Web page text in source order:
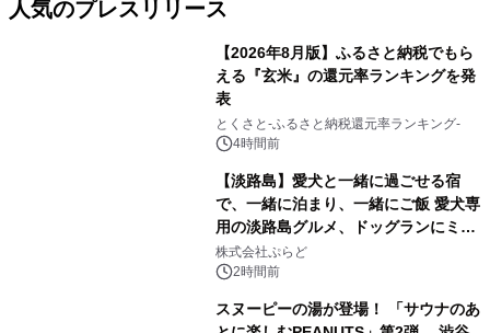
人気のプレスリリース
【2026年8月版】ふるさと納税でもら
える『玄米』の還元率ランキングを発
表
とくさと-ふるさと納税還元率ランキング-
4時間前
【淡路島】愛犬と一緒に過ごせる宿
で、一緒に泊まり、一緒にご飯 愛犬専
用の淡路島グルメ、ドッグランにミニ
プール グランピングとトレーラーハウ
スの2施設で
株式会社ぷらど
2時間前
スヌーピーの湯が登場！ 「サウナのあ